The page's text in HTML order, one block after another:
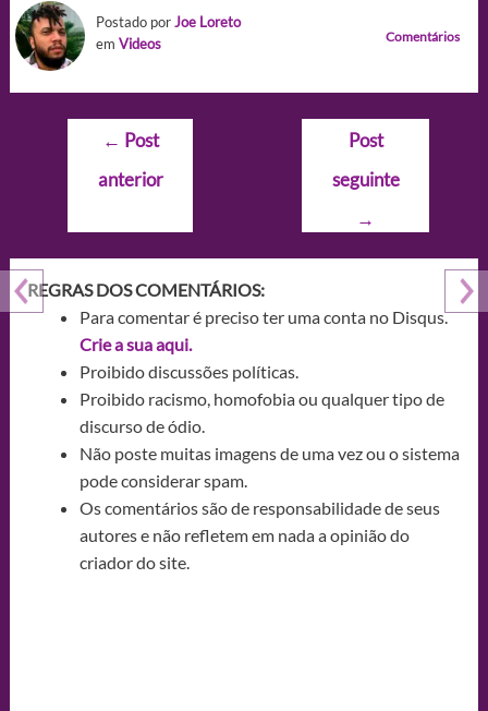
Postado porJoe Loreto
em Videos Comentários
Navegação
Post
← Post
anterior
Post
seguinte
→
REGRAS DOS COMENTÁRIOS:
Para comentar é preciso ter uma conta no Disqus.
Crie a sua aqui.
Proibido discussões políticas.
Proibido racismo, homofobia ou qualquer tipo de
discurso de ódio.
Não poste muitas imagens de uma vez ou o sistema
pode considerar spam.
Os comentários são de responsabilidade de seus
autores e não refletem em nada a opinião do
criador do site.